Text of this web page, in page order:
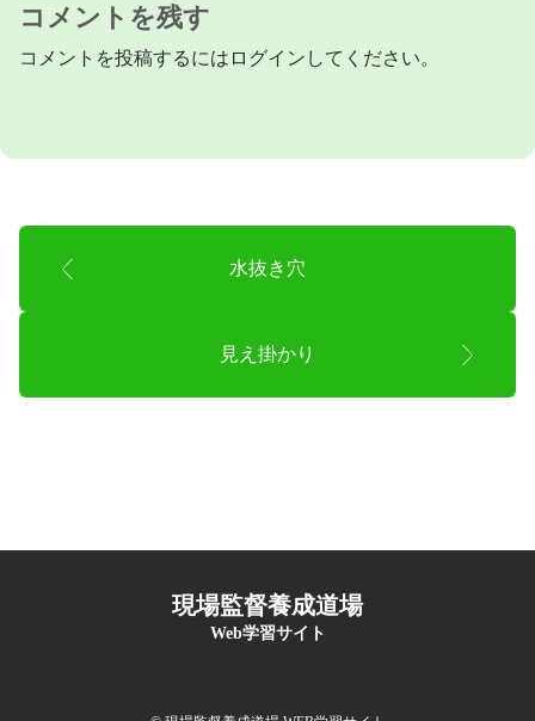
コメントを残す
コメントを投稿するには ログイン してください。
水抜き穴
見え掛かり
現場監督養成道場
Web学習サイト